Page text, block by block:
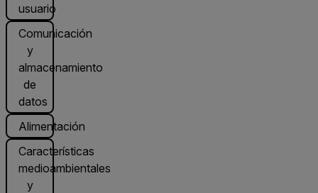
usuario
Comunicación
y
almacenamiento
de
datos
Alimentación
Características
medioambientales
y